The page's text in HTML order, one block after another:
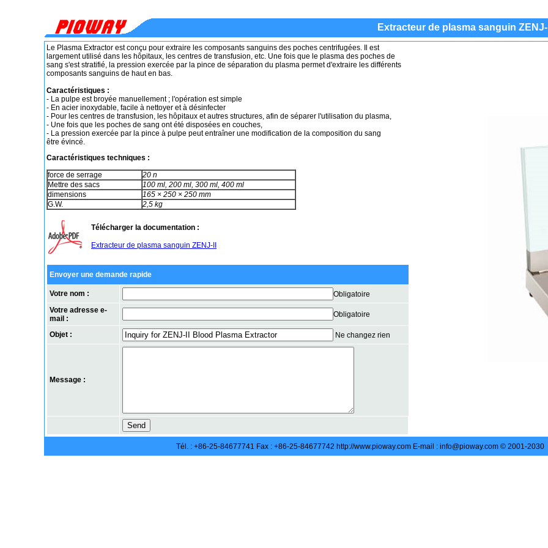
Extracteur de plasma sanguin ZENJ-
Le Plasma Extractor est conçu pour extraire les composants sanguins des poches centrifugées. Il est
largement utilisé dans les hôpitaux, les centres de transfusion, etc. Une fois que le plasma des poches de
sang s'est stratifié, la pression exercée par la pince de séparation du plasma permet d'extraire les différents
composants sanguins de haut en bas.
Caractéristiques :
- La pulpe est broyée manuellement ; l'opération est simple
- En acier inoxydable, facile à nettoyer et à désinfecter
- Pour les centres de transfusion, les hôpitaux et autres structures, afin de séparer l'utilisation du plasma,
- Une fois que les poches de sang ont été disposées en couches,
- La pression exercée par la pince à pulpe peut entraîner une modification de la composition du sang
être évincé.
Caractéristiques techniques :
force de serrage
20 n
Mettre des sacs
100 ml, 200 ml, 300 ml, 400 ml
dimensions
165 × 250 × 250 mm
G.W.
2,5 kg
Télécharger la documentation :
Extracteur de plasma sanguin ZENJ-II
Envoyer une demande rapide
Votre nom :
Obligatoire
Votre adresse e-
mail :
Obligatoire
Objet : Ne changez rien
Message :
Tél. : +86-25-84677741 Fax : +86-25-84677742 http://www.pioway.com E-mail : info@pioway.com © 2001-2030